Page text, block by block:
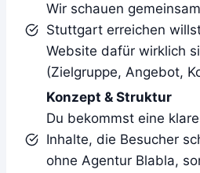
Wir schauen
Stuttgart erreichen
Website dafür wirklich
(Zielgruppe, Angebot,
Konzept & Struktur
Du bekommst eine
Inhalte, die Besucher
ohne Agentur Blabla,